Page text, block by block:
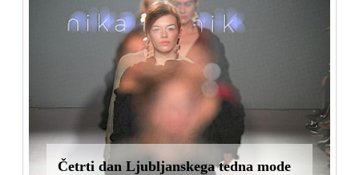
Četrti dan Ljubljanskega tedna mode